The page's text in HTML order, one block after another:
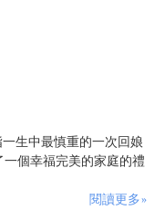
生中最慎重的一次回娘
個幸福完美的家庭的禮
閱讀更多»